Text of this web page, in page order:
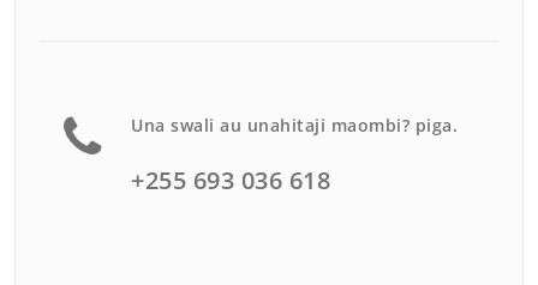
Una swali au unahitaji maombi? piga.
+255 693 036 618